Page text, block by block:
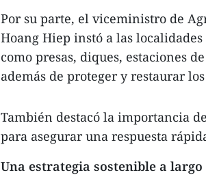
Por su parte, el viceministro de
Hoang Hiep instó a las
como presas, diques, estaciones
además de proteger y restaurar
También destacó la importancia
para asegurar una respuesta
Una estrategia sostenible a largo